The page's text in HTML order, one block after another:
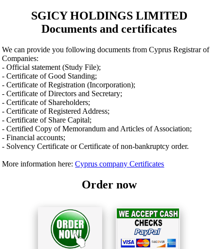
SGICY HOLDINGS LIMITED
Documents and certificates
We can provide you following documents from Cyprus Registrar of
Companies:
- Official statement (Study File);
- Certificate of Good Standing;
- Certificate of Registration (Incorporation);
- Certificate of Directors and Secretary;
- Certificate of Shareholders;
- Certificate of Registered Address;
- Certificate of Share Capital;
- Certified Copy of Memorandum and Articles of Association;
- Financial accounts;
- Solvency Certificate or Certificate of non-bankruptcy order.
More information here:Cyprus company Certificates
Order now